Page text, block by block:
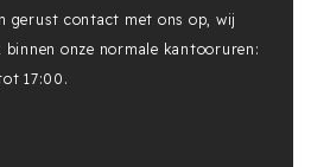
gerust contact met ons op, wij
binnen onze normale kantooruren:
17:00.